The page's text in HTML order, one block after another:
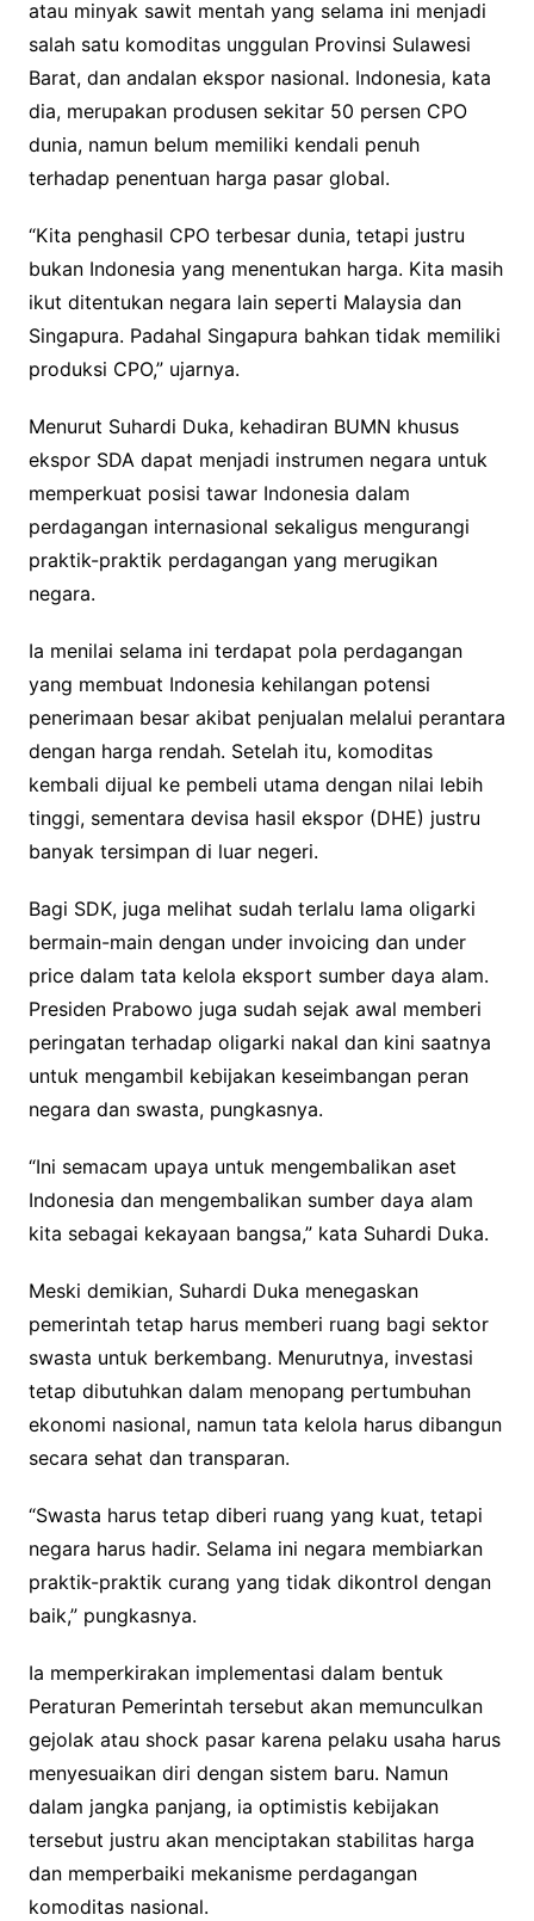
atau minyak sawit mentah yang selama ini menjadi
salah satu komoditas unggulan Provinsi Sulawesi
Barat, dan andalan ekspor nasional. Indonesia, kata
dia, merupakan produsen sekitar 50 persen CPO
dunia, namun belum memiliki kendali penuh
terhadap penentuan harga pasar global.
“Kita penghasil CPO terbesar dunia, tetapi justru
bukan Indonesia yang menentukan harga. Kita masih
ikut ditentukan negara lain seperti Malaysia dan
Singapura. Padahal Singapura bahkan tidak memiliki
produksi CPO,” ujarnya.
Menurut Suhardi Duka, kehadiran BUMN khusus
ekspor SDA dapat menjadi instrumen negara untuk
memperkuat posisi tawar Indonesia dalam
perdagangan internasional sekaligus mengurangi
praktik-praktik perdagangan yang merugikan
negara.
Ia menilai selama ini terdapat pola perdagangan
yang membuat Indonesia kehilangan potensi
penerimaan besar akibat penjualan melalui perantara
dengan harga rendah. Setelah itu, komoditas
kembali dijual ke pembeli utama dengan nilai lebih
tinggi, sementara devisa hasil ekspor (DHE) justru
banyak tersimpan di luar negeri.
Bagi SDK, juga melihat sudah terlalu lama oligarki
bermain-main dengan under invoicing dan under
price dalam tata kelola eksport sumber daya alam.
Presiden Prabowo juga sudah sejak awal memberi
peringatan terhadap oligarki nakal dan kini saatnya
untuk mengambil kebijakan keseimbangan peran
negara dan swasta, pungkasnya.
“Ini semacam upaya untuk mengembalikan aset
Indonesia dan mengembalikan sumber daya alam
kita sebagai kekayaan bangsa,” kata Suhardi Duka.
Meski demikian, Suhardi Duka menegaskan
pemerintah tetap harus memberi ruang bagi sektor
swasta untuk berkembang. Menurutnya, investasi
tetap dibutuhkan dalam menopang pertumbuhan
ekonomi nasional, namun tata kelola harus dibangun
secara sehat dan transparan.
“Swasta harus tetap diberi ruang yang kuat, tetapi
negara harus hadir. Selama ini negara membiarkan
praktik-praktik curang yang tidak dikontrol dengan
baik,” pungkasnya.
Ia memperkirakan implementasi dalam bentuk
Peraturan Pemerintah tersebut akan memunculkan
gejolak atau shock pasar karena pelaku usaha harus
menyesuaikan diri dengan sistem baru. Namun
dalam jangka panjang, ia optimistis kebijakan
tersebut justru akan menciptakan stabilitas harga
dan memperbaiki mekanisme perdagangan
komoditas nasional.